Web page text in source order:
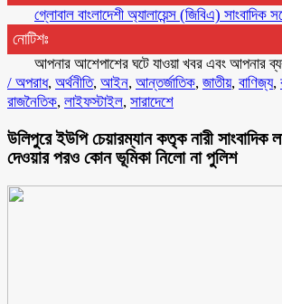
বাংলাদেশী অ্যালায়েন্স (জিবিএ) সাংবাদিক
নোটিশঃ
আশেপাশের ঘটে যাওয়া খবর এবং আপনার ব্যবসার
/ অপরাধ, অর্থনীতি, আইন, আন্তর্জাতিক, জাতীয়, বাণিজ্য,
রাজনৈতিক, লাইফস্টাইল, সারাদেশে
উলিপুরে ইউপি চেয়ারম্যান কতৃক নারী সাংবাদিক
দেওয়ার পরও কোন ভূমিকা নিলো না পুলিশ